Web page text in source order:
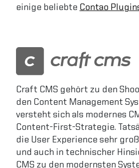
einige beliebte Contao
Craft CMS gehört zu den
den Content Management
versteht sich als modernes
Content-First-Strategie.
die User Experience sehr
und auch in technischer
CMS zu den modernsten